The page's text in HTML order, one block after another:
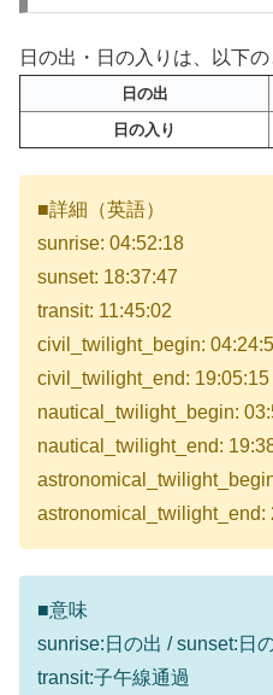
日の出・日の入りは、以下の
日の出
日の入り
■詳細（英語）
sunrise: 04:52:18
sunset: 18:37:47
transit: 11:45:02
civil_twilight_begin:
civil_twilight_end: 19:05:15
nautical_twilight_begin:
nautical_twilight_end:
astronomical_twilight_end:
■意味
sunrise:日の出 / sunset:日
transit:子午線通過